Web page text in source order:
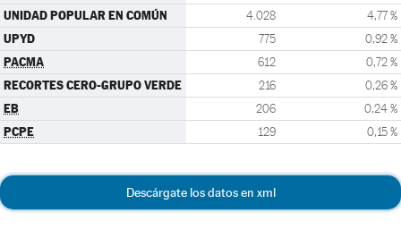
UNIDAD POPULAR EN COMÚN 4.028 4,77 %
UPYD 775 0,92 %
PACMA 612 0,72 %
RECORTES CERO-GRUPO VERDE 216 0,26 %
EB 206 0,24 %
PCPE 129 0,15 %
Descárgate los datos en xml